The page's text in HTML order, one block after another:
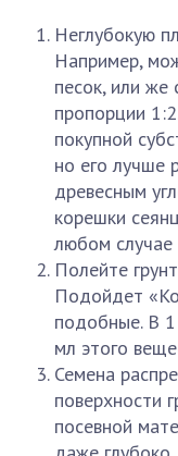
Неглубокую
Например,
песок, или же
пропорции
покупной
но его лучше
древесным
корешки
любом случае
Полейте
Подойдет
подобные. В
мл этого
Семена
поверхности
посевной